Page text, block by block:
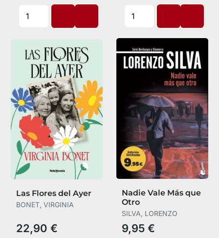
Las Flores del Ayer
BONET, VIRGINIA
22,90 €
Nadie Vale Más que
Otro
SILVA, LORENZO
9,95 €